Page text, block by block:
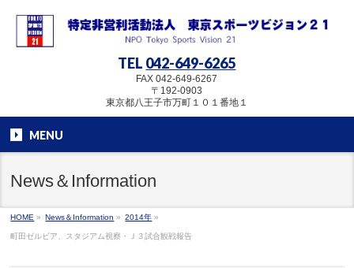
TEL 042-649-6265
FAX 042-649-6267
〒192-0903
東京都八王子市万町１０１番地１
MENU
News＆Information
HOME » News＆Information » 2014年 »
町田ゼルビア、スタジアム視察・Ｊ３試合観戦報告